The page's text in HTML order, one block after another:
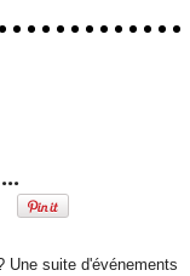
Une suite d'événements